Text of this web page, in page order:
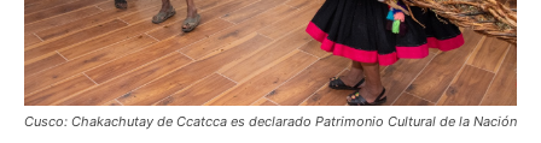
Cusco: Chakachutay de Ccatcca es declarado Patrimonio Cultural de la Nación